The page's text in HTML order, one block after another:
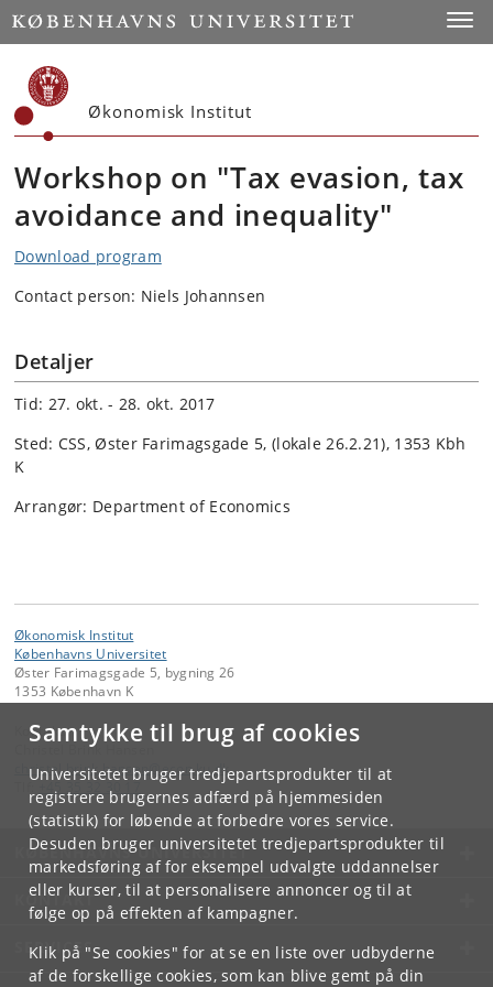
Samtykke til brug af cookies
Universitetet bruger tredjepartsprodukter til at
registrere brugernes adfærd på hjemmesiden
(statistik) for løbende at forbedre vores service.
Desuden bruger universitetet tredjepartsprodukter til
markedsføring af for eksempel udvalgte uddannelser
eller kurser, til at personalisere annoncer og til at
følge op på effekten af kampagner.
Klik på "Se cookies" for at se en liste over udbyderne
af de forskellige cookies, som kan blive gemt på din
Start
Økonomisk Institut
Workshop on "Tax evasion, tax
avoidance and inequality"
Download program
Contact person: Niels Johannsen
Detaljer
Tid: 27. okt. - 28. okt. 2017
Sted: CSS, Øster Farimagsgade 5, (lokale 26.2.21), 1353 Kbh
K
Arrangør: Department of Economics
Økonomisk Institut
Københavns Universitet
Øster Farimagsgade 5, bygning 26
1353 København K
Kontakt:
Christel Brink Hansen
christel.brink.hansen@econ.ku .dk
KØBENHAVNS UNIVERSITET
KONTAKT
SERVICES